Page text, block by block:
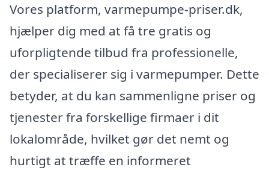
Vores platform, varmepumpe-priser.dk,
hjælper dig med at få tre gratis og
uforpligtende tilbud fra professionelle,
der specialiserer sig i varmepumper. Dette
betyder, at du kan sammenligne priser og
tjenester fra forskellige firmaer i dit
lokalområde, hvilket gør det nemt og
hurtigt at træffe en informeret